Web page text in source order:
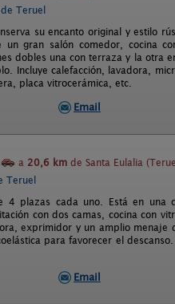
Teruel
su encanto original y estilo
gran salón comedor, cocina
dobles una con terraza y la otra
Incluye calefacción, lavadora,
placa vitrocerámica, etc.
Email
a 20,6 km de Santa Eulalia
Teruel
4 plazas cada uno. Está en una
con dos camas, cocina con
exprimidor y un amplio menaje
para favorecer el
Email